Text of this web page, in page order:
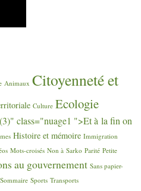
Animaux Citoyenneté et
Culture Ecologie
class="nuage1 ">Et à la fin on
Histoire et mémoire Immigration
Mots-croisés Non à Sarko Parité Petite
au gouvernement Sans papier-
Sommaire Sports Transports